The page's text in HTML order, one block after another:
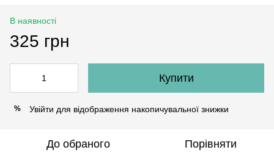
В наявності
325 грн
Купити
% Увійти для відображення накопичувальної знижки
До обраного Порівняти